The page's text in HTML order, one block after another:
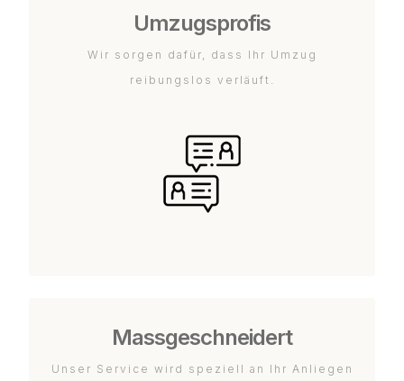
Umzugsprofis
Wir sorgen dafür, dass Ihr Umzug
reibungslos verläuft.
Massgeschneidert
Unser Service wird speziell an Ihr Anliegen